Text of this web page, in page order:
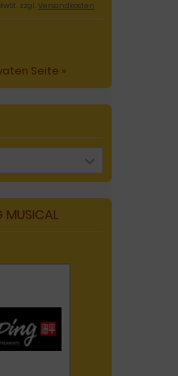
zzgl. Versandkosten
Seite »
MUSICAL